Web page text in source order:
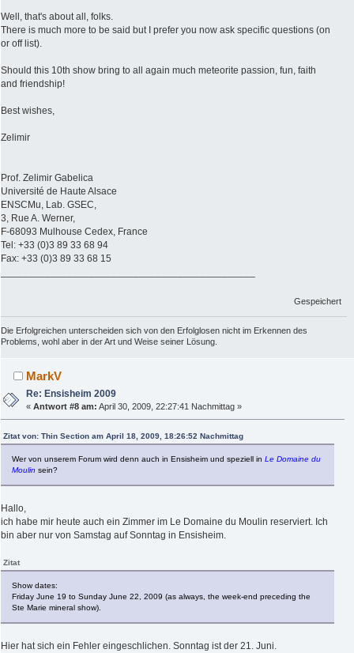
Well, that's about all, folks.
There is much more to be said but I prefer you now ask specific questions (on
or off list).
Should this 10th show bring to all again much meteorite passion, fun, faith
and friendship!
Best wishes,
Zelimir
Prof. Zelimir Gabelica
Université de Haute Alsace
ENSCMu, Lab. GSEC,
3, Rue A. Werner,
F-68093 Mulhouse Cedex, France
Tel: +33 (0)3 89 33 68 94
Fax: +33 (0)3 89 33 68 15
Gespeichert
Die Erfolgreichen unterscheiden sich von den Erfolglosen nicht im Erkennen des
Problems, wohl aber in der Art und Weise seiner Lösung.
MarkV
Re: Ensisheim 2009
«Antwort #8 am: April 30, 2009, 22:27:41 Nachmittag »
Zitat von: Thin Section am April 18, 2009, 18:26:52 Nachmittag
Wer von unserem Forum wird denn auch in Ensisheim und speziell in Le Domaine du
Moulin sein?
Hallo,
ich habe mir heute auch ein Zimmer im Le Domaine du Moulin reserviert. Ich
bin aber nur von Samstag auf Sonntag in Ensisheim.
Zitat
Show dates:
Friday June 19 to Sunday June 22, 2009 (as always, the week-end preceding the
Ste Marie mineral show).
Hier hat sich ein Fehler eingeschlichen. Sonntag ist der 21. Juni.